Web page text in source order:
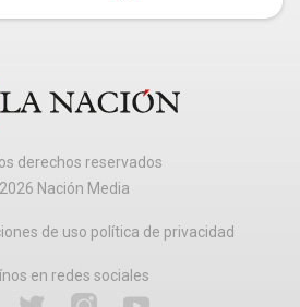
derechos reservados
2026 Nación Media
de uso política de privacidad
en redes sociales